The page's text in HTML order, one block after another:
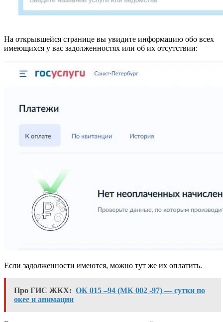
На открывшейся странице вы увидите информацию обо всех
имеющихся у вас задолженностях или об их отсутствии:
Если задолженности имеются, можно тут же их оплатить.
Про ГИС ЖКХ: ОК 015 –94 (МК 002 -97) — сутки по
окее и анимации